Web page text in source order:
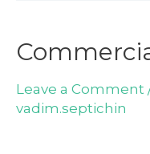
Leave a Comment
vadim.septichin